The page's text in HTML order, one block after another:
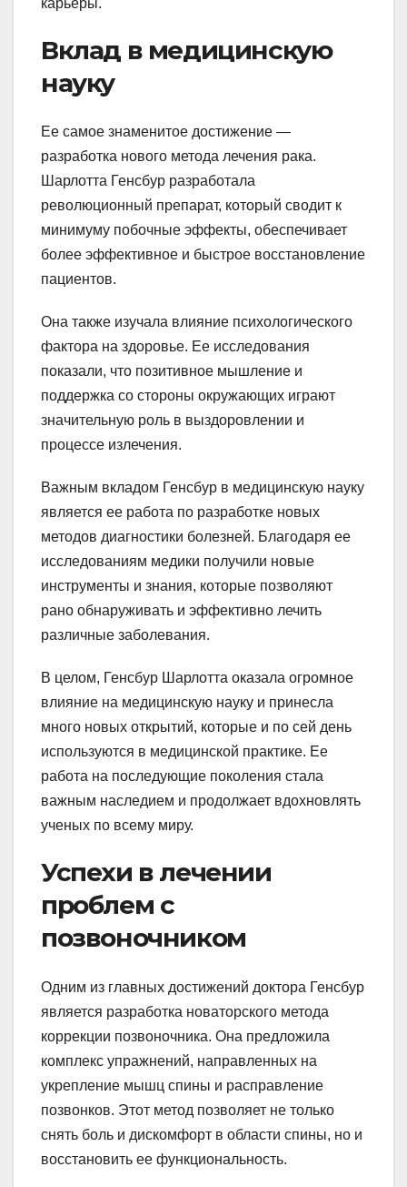
Вклад в медицинскую
науку
Ее самое знаменитое достижение —
разработка нового метода лечения рака.
Шарлотта Генсбур разработала
революционный препарат, который сводит к
минимуму побочные эффекты, обеспечивает
более эффективное и быстрое восстановление
пациентов.
Она также изучала влияние психологического
фактора на здоровье. Ее исследования
показали, что позитивное мышление и
поддержка со стороны окружающих играют
значительную роль в выздоровлении и
процессе излечения.
Важным вкладом Генсбур в медицинскую науку
является ее работа по разработке новых
методов диагностики болезней. Благодаря ее
исследованиям медики получили новые
инструменты и знания, которые позволяют
рано обнаруживать и эффективно лечить
различные заболевания.
В целом, Генсбур Шарлотта оказала огромное
влияние на медицинскую науку и принесла
много новых открытий, которые и по сей день
используются в медицинской практике. Ее
работа на последующие поколения стала
важным наследием и продолжает вдохновлять
ученых по всему миру.
Успехи в лечении
проблем с
позвоночником
Одним из главных достижений доктора Генсбур
является разработка новаторского метода
коррекции позвоночника. Она предложила
комплекс упражнений, направленных на
укрепление мышц спины и расправление
позвонков. Этот метод позволяет не только
снять боль и дискомфорт в области спины, но и
восстановить ее функциональность.